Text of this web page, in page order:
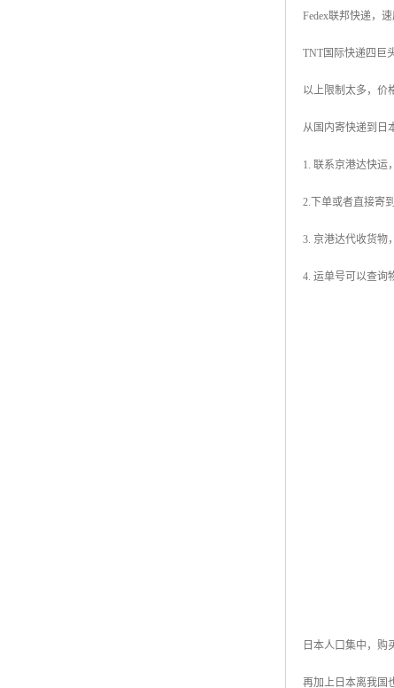
Fedex联邦快递，
TNT国际快递四巨
以上限制太多，价
从国内寄快递到日
1. 联系京港达快运
2.下单或者直接寄
3. 京港达代收货物
4. 运单号可以查询
日本人口集中，购
再加上日本离我国